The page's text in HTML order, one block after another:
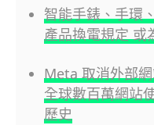
智能手錶、手環
產品換電規定 或
Meta 取消外部
全球數百萬網站
歷史